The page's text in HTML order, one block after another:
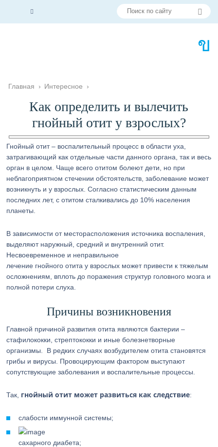
Главная › Интересное ›
Как определить и вылечить
гнойный отит у взрослых?
Гнойный отит – воспалительный процесс в области уха,
затрагивающий как отдельные части данного органа, так и весь
орган в целом. Чаще всего отитом болеют дети, но при
неблагоприятном стечении обстоятельств, заболевание может
возникнуть и у взрослых. Согласно статистическим данным
последних лет, с отитом сталкивались до 10% населения
планеты.
В зависимости от месторасположения источника воспаления,
выделяют наружный, средний и внутренний отит.
Несвоевременное и неправильное
лечение гнойного отита у взрослых может привести к тяжелым
осложнениям, вплоть до поражения структур головного мозга и
полной потери слуха.
Причины возникновения
Главной причиной развития отита являются бактерии –
стафилококки, стрептококки и иные болезнетворные
организмы. В редких случаях возбудителем отита становятся
грибы и вирусы. Провоцирующим фактором выступают
сопутствующие заболевания и воспалительные процессы.
Так, гнойный отит может развиться как следствие:
слабости иммунной системы;
сахарного диабета;